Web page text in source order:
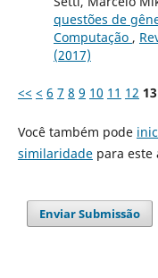
questões de
Computação ,
(2017)
<< < 6 7 8 9 10 11 12 13
Você também pode
similaridadepara este
Enviar Submissão